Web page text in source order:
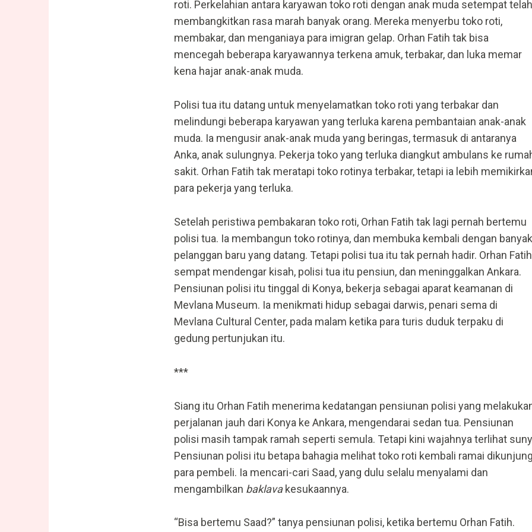
roti. Perkelahian antara karyawan toko roti dengan anak muda setempat telah
membangkitkan rasa marah banyak orang. Mereka menyerbu toko roti,
membakar, dan menganiaya para imigran gelap. Orhan Fatih tak bisa
mencegah beberapa karyawannya terkena amuk, terbakar, dan luka memar
kena hajar anak-anak muda.
Polisi tua itu datang untuk menyelamatkan toko roti yang terbakar dan
melindungi beberapa karyawan yang terluka karena pembantaian anak-anak
muda. Ia mengusir anak-anak muda yang beringas, termasuk di antaranya
Anka, anak sulungnya. Pekerja toko yang terluka diangkut ambulans ke
sakit. Orhan Fatih tak meratapi toko rotinya terbakar, tetapi ia lebih
para pekerja yang terluka.
Setelah peristiwa pembakaran toko roti, Orhan Fatih tak lagi pernah bertemu
polisi tua. Ia membangun toko rotinya, dan membuka kembali dengan banyak
pelanggan baru yang datang. Tetapi polisi tua itu tak pernah hadir. Orhan Fatih
sempat mendengar kisah, polisi tua itu pensiun, dan meninggalkan Ankara.
Pensiunan polisi itu tinggal di Konya, bekerja sebagai aparat keamanan di
Mevlana Museum. Ia menikmati hidup sebagai darwis, penari sema di
Mevlana Cultural Center, pada malam ketika para turis duduk terpaku di
gedung pertunjukan itu.
***
Siang itu Orhan Fatih menerima kedatangan pensiunan polisi yang
perjalanan jauh dari Konya ke Ankara, mengendarai sedan tua. Pensiunan
polisi masih tampak ramah seperti semula. Tetapi kini wajahnya terlihat
Pensiunan polisi itu betapa bahagia melihat toko roti kembali ramai
para pembeli. Ia mencari-cari Saad, yang dulu selalu menyalami dan
mengambilkan baklavakesukaannya.
“Bisa bertemu Saad?” tanya pensiunan polisi, ketika bertemu Orhan Fatih.